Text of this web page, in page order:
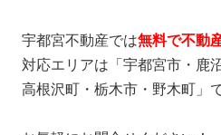
宇都宮不動産では無料で不動
対応エリアは「宇都宮市・鹿
高根沢町・栃木市・野木町」で